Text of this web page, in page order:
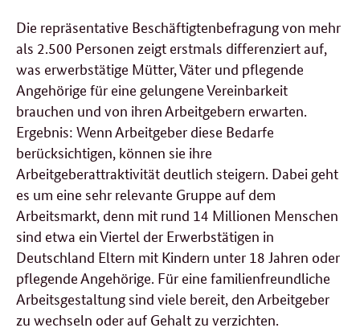
Die repräsentative Beschäftigtenbefragung von mehr
als 2.500 Personen zeigt erstmals differenziert auf,
was erwerbstätige Mütter, Väter und pflegende
Angehörige für eine gelungene Vereinbarkeit
brauchen und von ihren Arbeitgebern erwarten.
Ergebnis: Wenn Arbeitgeber diese Bedarfe
berücksichtigen, können sie ihre
Arbeitgeberattraktivität deutlich steigern. Dabei geht
es um eine sehr relevante Gruppe auf dem
Arbeitsmarkt, denn mit rund 14 Millionen Menschen
sind etwa ein Viertel der Erwerbstätigen in
Deutschland Eltern mit Kindern unter 18 Jahren oder
pflegende Angehörige. Für eine familienfreundliche
Arbeitsgestaltung sind viele bereit, den Arbeitgeber
zu wechseln oder auf Gehalt zu verzichten.